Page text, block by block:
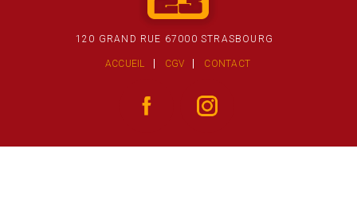
120 GRAND RUE 67000 STRASBOURG
ACCUEIL CGV CONTACT